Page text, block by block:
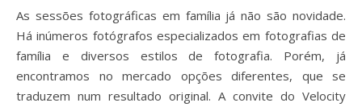
As sessões fotográficas em família já não são novidade.
Há inúmeros fotógrafos especializados em fotografias de
família e diversos estilos de fotografia. Porém, já
encontramos no mercado opções diferentes, que se
traduzem num resultado original. A convite do Velocity